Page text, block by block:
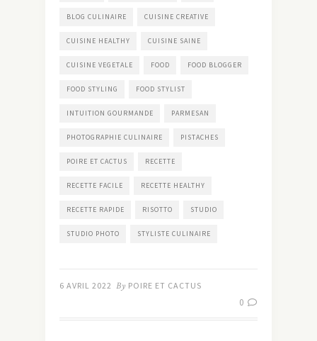
BLOG CULINAIRE CUISINE CREATIVE
CUISINE HEALTHY CUISINE SAINE
CUISINE VEGETALE FOOD FOOD BLOGGER
FOOD STYLING FOOD STYLIST
INTUITION GOURMANDE PARMESAN
PHOTOGRAPHIE CULINAIRE PISTACHES
POIRE ET CACTUS RECETTE
RECETTE FACILE RECETTE HEALTHY
RECETTE RAPIDE RISOTTO STUDIO
STUDIO PHOTO STYLISTE CULINAIRE
6 AVRIL 2022 By POIRE ET CACTUS
0